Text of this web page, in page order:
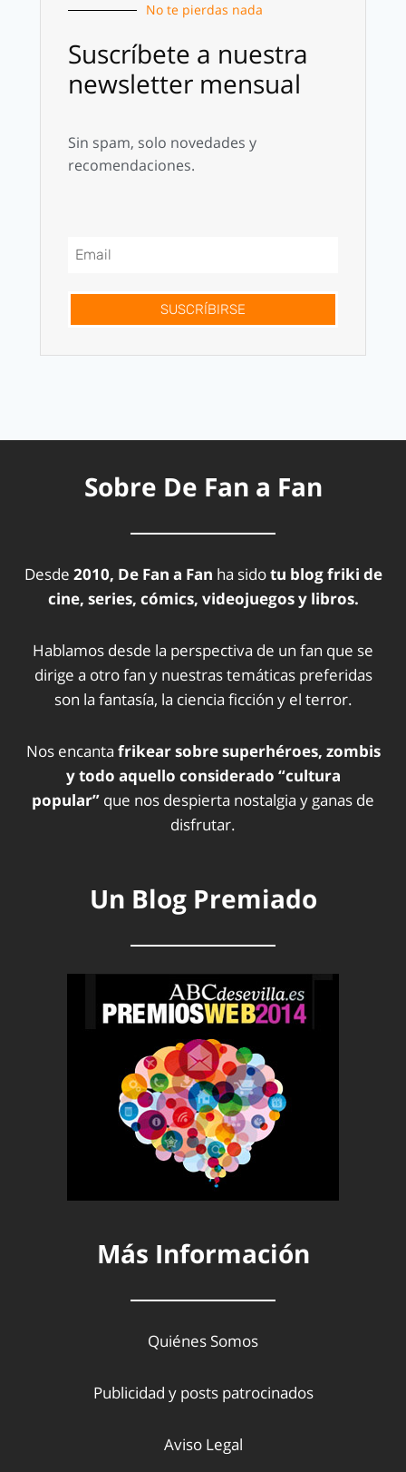
No te pierdas nada
Suscríbete a nuestra
newsletter mensual
Sin spam, solo novedades y
recomendaciones.
SUSCRÍBIRSE
Sobre De Fan a Fan
Desde 2010, De Fan a Fan ha sidotu blog friki de
cine, series, cómics, videojuegos y libros.
Hablamos desde la perspectiva de un fan que se
dirige a otro fan y nuestras temáticas preferidas
son la fantasía, la ciencia ficción y el terror.
Nos encanta frikear sobre superhéroes, zombis
y todo aquello considerado “cultura
popular” que nos despierta nostalgia y ganas de
disfrutar.
Un Blog Premiado
Más Información
Quiénes Somos
Publicidad y posts patrocinados
Aviso Legal